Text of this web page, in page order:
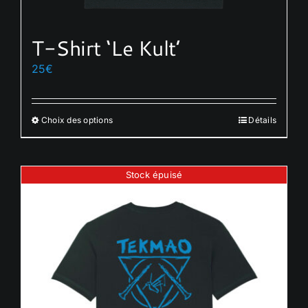
T-Shirt ‘Le Kult’
25€
Choix des optionsCe
produit
plusieurs
Les
peuvent
être
choisies
Détails
Stock épuisé